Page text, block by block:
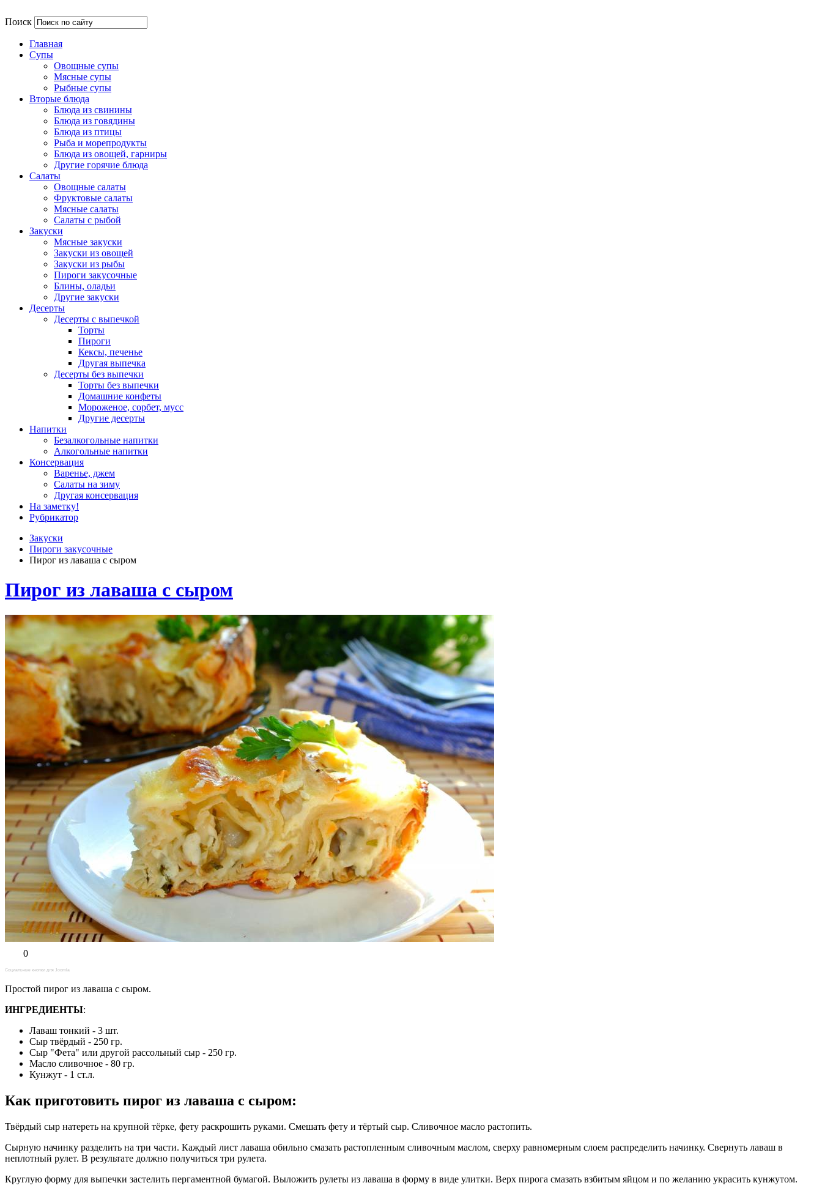
Поиск
Главная
Супы
Овощные супы
Мясные супы
Рыбные супы
Вторые блюда
Блюда из свинины
Блюда из говядины
Блюда из птицы
Рыба и морепродукты
Блюда из овощей, гарниры
Другие горячие блюда
Салаты
Овощные салаты
Фруктовые салаты
Мясные салаты
Салаты с рыбой
Закуски
Мясные закуски
Закуски из овощей
Закуски из рыбы
Пироги закусочные
Блины, оладьи
Другие закуски
Десерты
Десерты с выпечкой
Торты
Пироги
Кексы, печенье
Другая выпечка
Десерты без выпечки
Торты без выпечки
Домашние конфеты
Мороженое, сорбет, мусс
Другие десерты
Напитки
Безалкогольные напитки
Алкогольные напитки
Консервация
Варенье, джем
Салаты на зиму
Другая консервация
На заметку!
Рубрикатор
Закуски
Пироги закусочные
Пирог из лаваша с сыром
Пирог из лаваша с сыром
0
Социальные кнопки для Joomla
Простой пирог из лаваша с сыром.
ИНГРЕДИЕНТЫ:
Лаваш тонкий - 3 шт.
Сыр твёрдый - 250 гр.
Сыр "Фета" или другой рассольный сыр - 250 гр.
Масло сливочное - 80 гр.
Кунжут - 1 ст.л.
Как приготовить пирог из лаваша с сыром:
Твёрдый сыр натереть на крупной тёрке, фету раскрошить руками. Смешать фету и тёртый сыр. Сливочное масло растопить.
Сырную начинку разделить на три части. Каждый лист лаваша обильно смазать растопленным сливочным маслом, сверху равномерным слоем распределить начинку. Свернуть лаваш в
неплотный рулет. В результате должно получиться три рулета.
Круглую форму для выпечки застелить пергаментной бумагой. Выложить рулеты из лаваша в форму в виде улитки. Верх пирога смазать взбитым яйцом и по желанию украсить кунжутом.